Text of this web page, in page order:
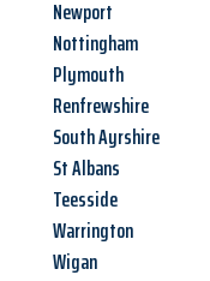
Newport
Nottingham
Plymouth
Renfrewshire
South Ayrshire
St Albans
Teesside
Warrington
Wigan